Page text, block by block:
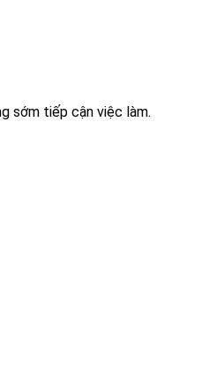
sớm tiếp cận việc làm.